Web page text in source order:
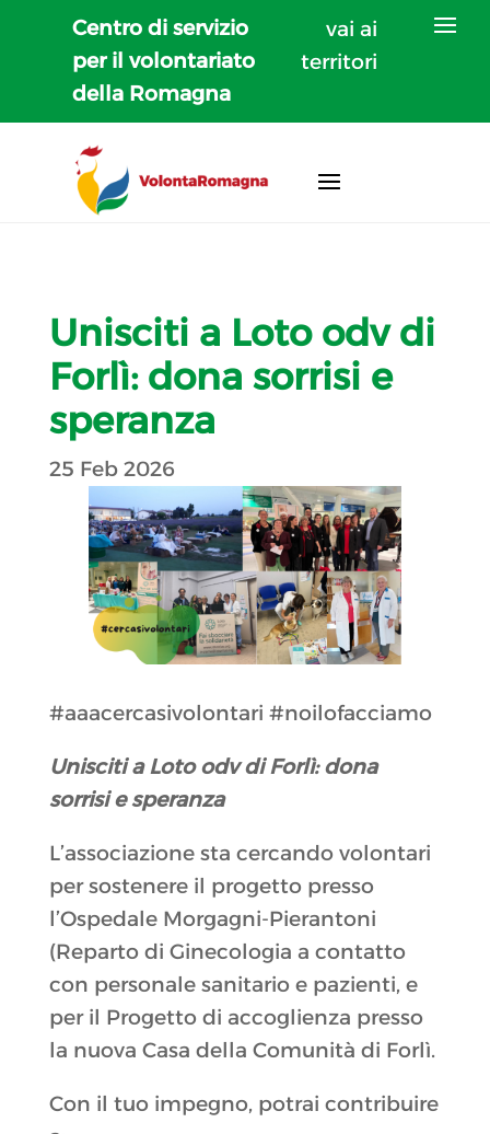
Centro di servizio
per il volontariato
della Romagna
vai ai
territori
Unisciti a Loto odv di
Forlì: dona sorrisi e
speranza
25 Feb 2026
#aaacercasivolontari #noilofacciamo
Unisciti a Loto odv di Forlì: dona
sorrisi e speranza
L’associazione sta cercando volontari
per sostenere il progetto presso
l’Ospedale Morgagni-Pierantoni
(Reparto di Ginecologia a contatto
con personale sanitario e pazienti, e
per il Progetto di accoglienza presso
la nuova Casa della Comunità di Forlì.
Con il tuo impegno, potrai contribuire